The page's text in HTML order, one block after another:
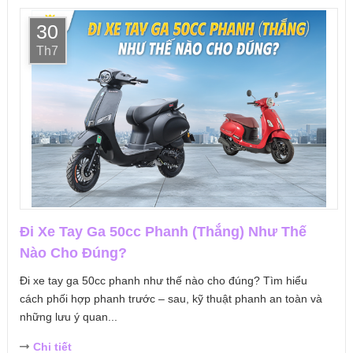
30
Th7
Đi Xe Tay Ga 50cc Phanh (Thắng) Như Thế
Nào Cho Đúng?
Đi xe tay ga 50cc phanh như thế nào cho đúng? Tìm hiểu
cách phối hợp phanh trước – sau, kỹ thuật phanh an toàn và
những lưu ý quan...
Chi tiết